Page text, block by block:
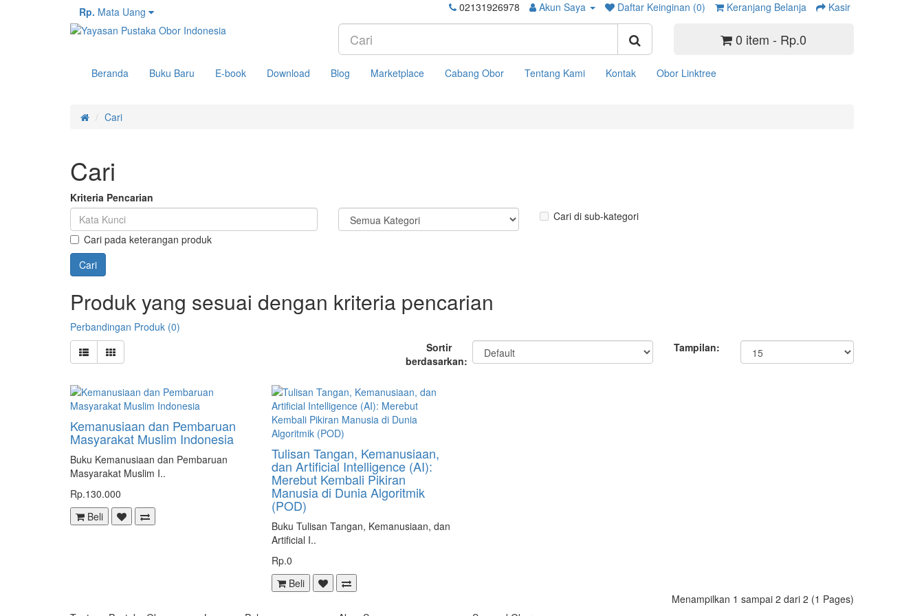
Rp. Mata Uang 02131926978 Akun Saya Daftar Keinginan (0) Keranjang Belanja Kasir
0 item - Rp.0
Beranda Buku Baru E-book Download Blog Marketplace Cabang Obor Tentang Kami Kontak Obor Linktree
Cari
Cari
Kriteria Pencarian
Cari di sub-kategori
Cari pada keterangan produk
Produk yang sesuai dengan kriteria pencarian
Perbandingan Produk (0)
Sortir
berdasarkan:
Tampilan:
Kemanusiaan dan Pembaruan
Masyarakat Muslim Indonesia
Buku Kemanusiaan dan Pembaruan
Masyarakat Muslim I..
Rp.130.000
Beli
Tulisan Tangan, Kemanusiaan,
dan Artificial Intelligence (AI):
Merebut Kembali Pikiran
Manusia di Dunia Algoritmik
(POD)
Buku Tulisan Tangan, Kemanusiaan, dan
Artificial I..
Rp.0
Beli
Menampilkan 1 sampai 2 dari 2 (1 Pages)